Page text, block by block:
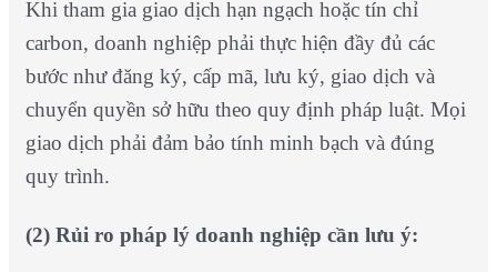
Khi tham gia giao dịch hạn ngạch hoặc tín chỉ
carbon, doanh nghiệp phải thực hiện đầy đủ các
bước như đăng ký, cấp mã, lưu ký, giao dịch và
chuyển quyền sở hữu theo quy định pháp luật. Mọi
giao dịch phải đảm bảo tính minh bạch và đúng
quy trình.
(2) Rủi ro pháp lý doanh nghiệp cần lưu ý: